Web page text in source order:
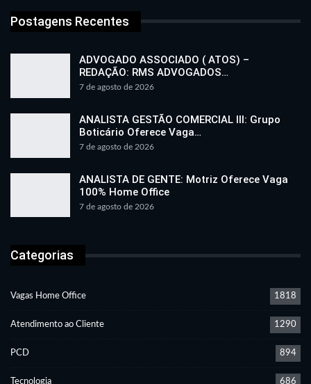
Postagens Recentes
ADVOGADO ASSOCIADO ( ATOS) –
REDAÇÃO: RMS ADVOGADOS…
7 de agosto de 2026
ANALISTA GESTÃO COMERCIAL III: Grupo
Boticário Oferece Vaga…
7 de agosto de 2026
ANALISTA DE GENTE: Motriz Oferece Vaga
100% Home Office
7 de agosto de 2026
Categorias
Vagas Home Office 1818
Atendimento ao Cliente 1290
PCD 894
Tecnologia 686